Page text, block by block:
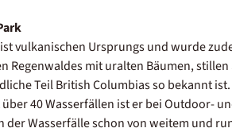
vulkanischen Ursprungs und wurde
Regenwaldes mit uralten Bäumen,
Teil British Columbias so bekannt
40 Wasserfällen ist er bei Outdoor-
der Wasserfälle schon von weitem und